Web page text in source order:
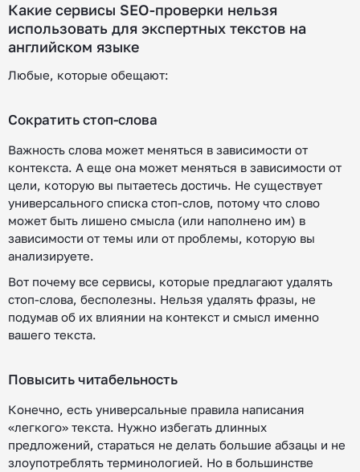
Какие сервисы SEO-проверки нельзя
использовать для экспертных текстов на
английском языке
Любые, которые обещают:
Сократить стоп-слова
Важность слова может меняться в зависимости от
контекста. А еще она может меняться в зависимости от
цели, которую вы пытаетесь достичь. Не существует
универсального списка стоп-слов, потому что слово
может быть лишено смысла (или наполнено им) в
зависимости от темы или от проблемы, которую вы
анализируете.
Вот почему все сервисы, которые предлагают удалять
стоп-слова, бесполезны. Нельзя удалять фразы, не
подумав об их влиянии на контекст и смысл именно
вашего текста.
Повысить читабельность
Конечно, есть универсальные правила написания
«легкого» текста. Нужно избегать длинных
предложений, стараться не делать большие абзацы и не
злоупотреблять терминологией. Но в большинстве